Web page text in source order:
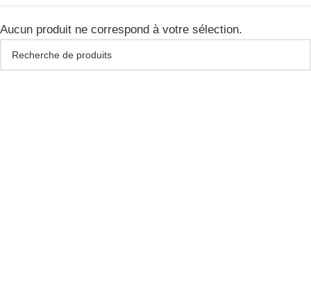
Aucun produit ne correspond à votre sélection.